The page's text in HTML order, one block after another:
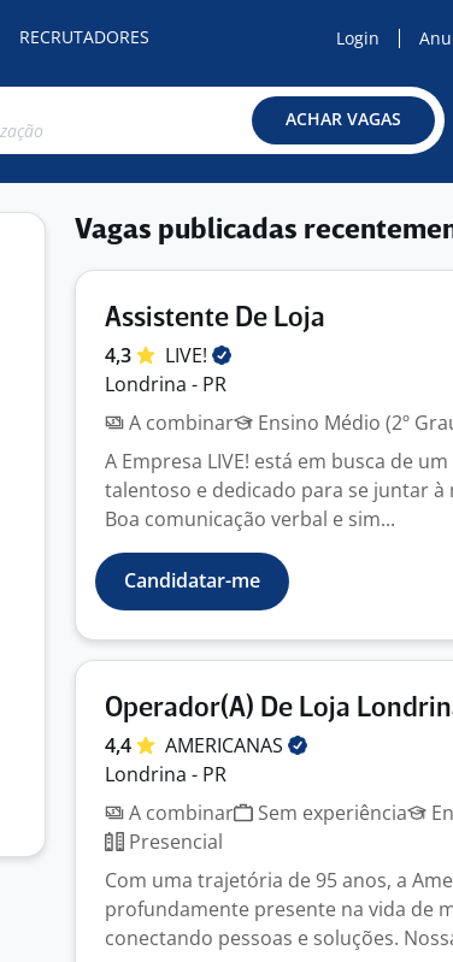
RECRUTADORES Login
ACHAR VAGAS
Vagas publicadas
Assistente De Loja
4,3
LIVE!
Londrina - PR
A combinar
Ensino Médio (2º
A Empresa LIVE! está em busca de
talentoso e dedicado para se juntar à
Boa comunicação verbal e sim...
Candidatar-me
Operador(A) De Loja
4,4
AMERICANAS
Londrina - PR
A combinar
Sem experiência
Presencial
Com uma trajetória de 95 anos, a
profundamente presente na vida de
conectando pessoas e soluções.